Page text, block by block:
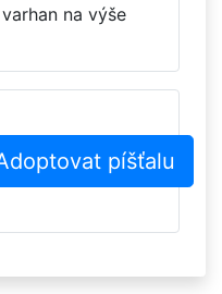
na výše